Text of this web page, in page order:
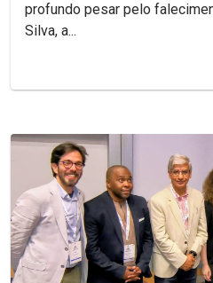
profundo pesar pelo
Silva, a...